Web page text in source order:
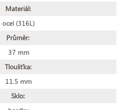
Materiál:
ocel (316L)
Průměr:
37 mm
Tloušťka:
11.5 mm
Sklo: